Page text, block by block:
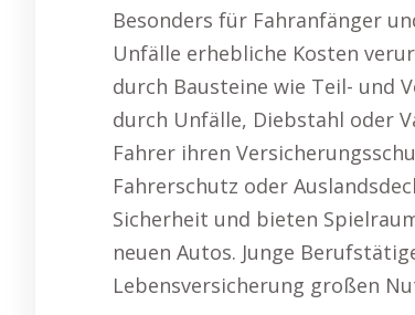
Besonders für Fahranfänger
Unfälle erhebliche Kosten
durch Bausteine wie Teil- und
durch Unfälle, Diebstahl oder
Fahrer ihren
Fahrerschutz oder
Sicherheit und bieten
neuen Autos. Junge
Lebensversicherung großen